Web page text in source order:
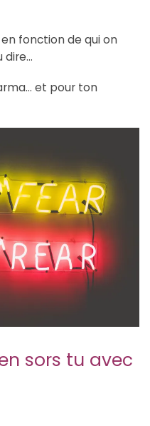
fonction de qui on
dire…
et pour ton
sors tu avec